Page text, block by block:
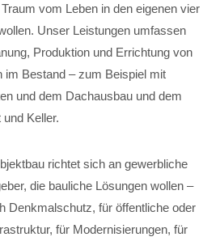
vom Leben in den eigenen vier
Unser Leistungen umfassen
Produktion und Errichtung von
im Bestand – zum Beispiel mit
und dem Dachausbau und dem
Keller.
richtet sich an gewerbliche
die bauliche Lösungen wollen –
Denkmalschutz, für öffentliche oder
für Modernisierungen, für